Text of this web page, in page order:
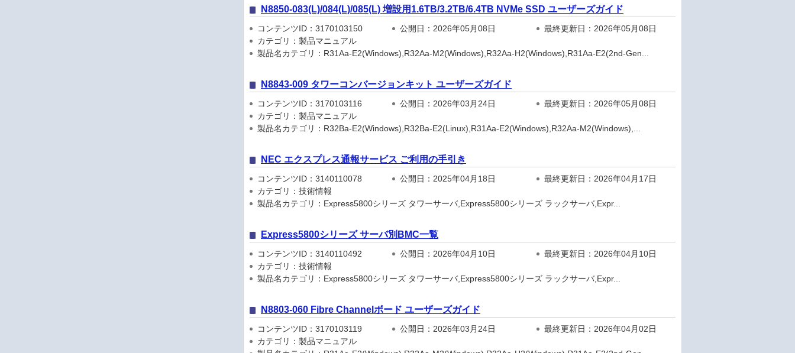
N8850-083(L)/084(L)/085(L) 増設用1.6TB/3.2TB/6.4TB NVMe SSD ユーザーズガイド
コンテンツID：3170103150 公開日：2026年05月08日
最終更新日：2026年05月08日
カテゴリ：製品マニュアル
製品名カテゴリ：R31Aa-E2(Windows),R32Aa-M2(Windows),R32Aa-H2(Windows),R31Aa-E2(2nd-Gen...
N8843-009 タワーコンバージョンキット ユーザーズガイド
コンテンツID：3170103116 公開日：2026年03月24日
最終更新日：2026年05月08日
カテゴリ：製品マニュアル
製品名カテゴリ：R32Ba-E2(Windows),R32Ba-E2(Linux),R31Aa-E2(Windows),R32Aa-M2(Windows),...
NEC エクスプレス通報サービス ご利用の手引き
コンテンツID：3140110078 公開日：2025年04月18日
最終更新日：2026年04月17日
カテゴリ：技術情報
製品名カテゴリ：Express5800シリーズ タワーサーバ,Express5800シリーズ ラックサーバ,Expr...
Express5800シリーズ サーバ別BMC一覧
コンテンツID：3140110492 公開日：2026年04月10日
最終更新日：2026年04月10日
カテゴリ：技術情報
製品名カテゴリ：Express5800シリーズ タワーサーバ,Express5800シリーズ ラックサーバ,Expr...
N8803-060 Fibre Channelボード ユーザーズガイド
コンテンツID：3170103119 公開日：2026年03月24日
最終更新日：2026年04月02日
カテゴリ：製品マニュアル